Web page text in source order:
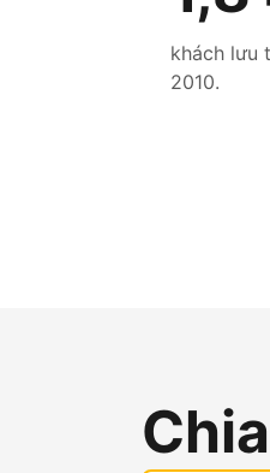
khách lưu
2010.
Tiếp cận